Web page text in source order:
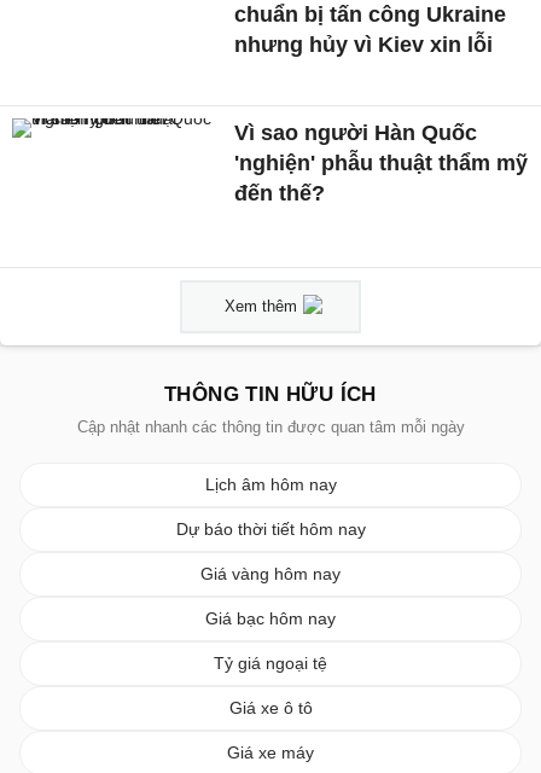
chuẩn bị tấn công Ukraine
nhưng hủy vì Kiev xin lỗi
Vì sao người Hàn Quốc
'nghiện' phẫu thuật thẩm mỹ
đến thế?
Xem thêm
THÔNG TIN HỮU ÍCH
Cập nhật nhanh các thông tin được quan tâm mỗi ngày
Lịch âm hôm nay
Dự báo thời tiết hôm nay
Giá vàng hôm nay
Giá bạc hôm nay
Tỷ giá ngoại tệ
Giá xe ô tô
Giá xe máy